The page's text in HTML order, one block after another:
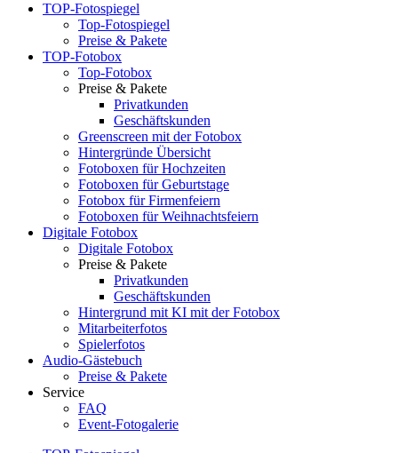
TOP-Fotospiegel
Top-Fotospiegel
Preise & Pakete
TOP-Fotobox
Top-Fotobox
Preise & Pakete
Privatkunden
Geschäftskunden
Greenscreen mit der Fotobox
Hintergründe Übersicht
Fotoboxen für Hochzeiten
Fotoboxen für Geburtstage
Fotobox für Firmenfeiern
Fotoboxen für Weihnachtsfeiern
Digitale Fotobox
Digitale Fotobox
Preise & Pakete
Privatkunden
Geschäftskunden
Hintergrund mit KI mit der Fotobox
Mitarbeiterfotos
Spielerfotos
Audio-Gästebuch
Preise & Pakete
Service
FAQ
Event-Fotogalerie